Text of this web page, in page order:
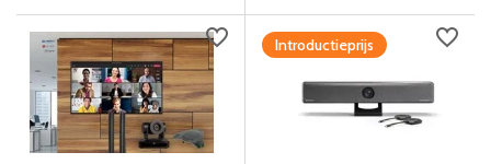
Introductieprijs